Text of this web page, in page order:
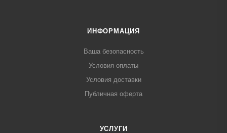
ИНФОРМАЦИЯ
Ваша безопасность
Условия оплаты
Условия доставки
Публичная оферта
УСЛУГИ